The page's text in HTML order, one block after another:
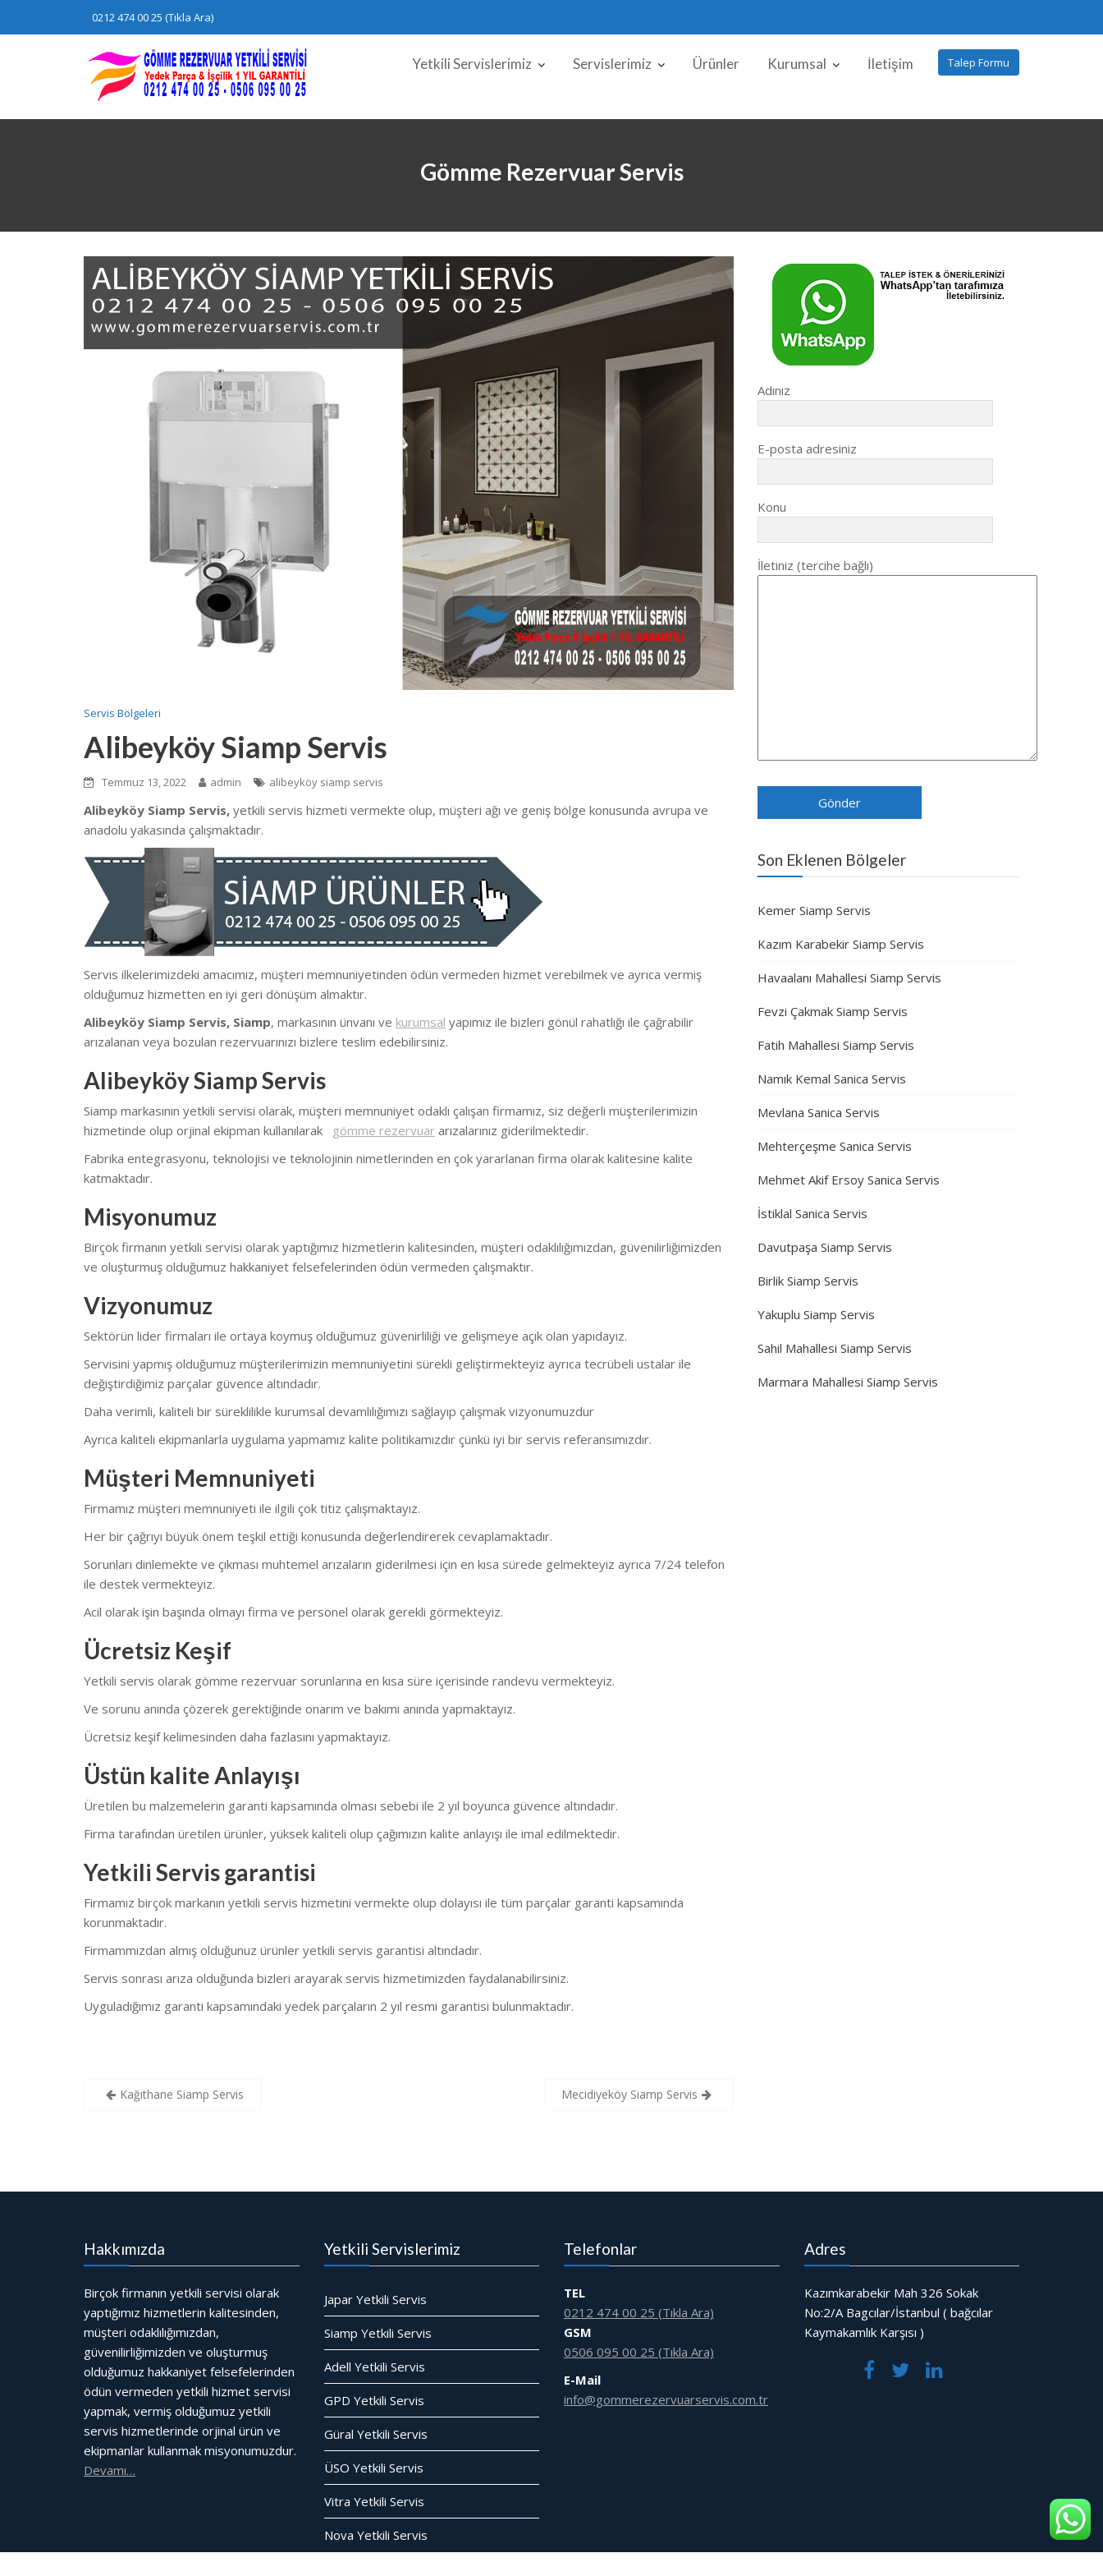
0212 474 00 25 (Tıkla Ara)
Talep Formu
Yetkili Servislerimiz Servislerimiz Ürünler Kurumsal İletişim
Gömme Rezervuar Servis
Servis Bölgeleri
Alibeyköy Siamp Servis
Temmuz 13, 2022 admin alibeyköy siamp servis
Alibeyköy Siamp Servis, yetkili servis hizmeti vermekte olup, müşteri ağı ve geniş bölge konusunda avrupa ve
anadolu yakasında çalışmaktadır.
Servis ilkelerimizdeki amacımız, müşteri memnuniyetinden ödün vermeden hizmet verebilmek ve ayrıca vermiş
olduğumuz hizmetten en iyi geri dönüşüm almaktır.
Alibeyköy Siamp Servis, Siamp, markasının ünvanı ve kurumsal yapımız ile bizleri gönül rahatlığı ile çağrabilir
arızalanan veya bozulan rezervuarınızı bizlere teslim edebilirsiniz.
Alibeyköy Siamp Servis
Siamp markasının yetkili servisi olarak, müşteri memnuniyet odaklı çalışan firmamız, siz değerli müşterilerimizin
hizmetinde olup orjinal ekipman kullanılarak gömme rezervuar arızalarınız giderilmektedir.
Fabrika entegrasyonu, teknolojisi ve teknolojinin nimetlerinden en çok yararlanan firma olarak kalitesine kalite
katmaktadır.
Misyonumuz
Birçok firmanın yetkili servisi olarak yaptığımız hizmetlerin kalitesinden, müşteri odaklılığımızdan, güvenilirliğimizden
ve oluşturmuş olduğumuz hakkaniyet felsefelerinden ödün vermeden çalışmaktır.
Vizyonumuz
Sektörün lider firmaları ile ortaya koymuş olduğumuz güvenirliliği ve gelişmeye açık olan yapıdayız.
Servisini yapmış olduğumuz müşterilerimizin memnuniyetini sürekli geliştirmekteyiz ayrıca tecrübeli ustalar ile
değiştirdiğimiz parçalar güvence altındadır.
Daha verimli, kaliteli bir süreklilikle kurumsal devamlılığımızı sağlayıp çalışmak vizyonumuzdur
Ayrıca kaliteli ekipmanlarla uygulama yapmamız kalite politikamızdır çünkü iyi bir servis referansımızdır.
Müşteri Memnuniyeti
Firmamız müşteri memnuniyeti ile ilgili çok titiz çalışmaktayız.
Her bir çağrıyı büyük önem teşkil ettiği konusunda değerlendirerek cevaplamaktadır.
Sorunları dinlemekte ve çıkması muhtemel arızaların giderilmesi için en kısa sürede gelmekteyiz ayrıca 7/24 telefon
ile destek vermekteyiz.
Acil olarak işin başında olmayı firma ve personel olarak gerekli görmekteyiz.
Ücretsiz Keşif
Yetkili servis olarak gömme rezervuar sorunlarına en kısa süre içerisinde randevu vermekteyiz.
Ve sorunu anında çözerek gerektiğinde onarım ve bakımı anında yapmaktayız.
Ücretsiz keşif kelimesinden daha fazlasını yapmaktayız.
Üstün kalite Anlayışı
Üretilen bu malzemelerin garanti kapsamında olması sebebi ile 2 yıl boyunca güvence altındadır.
Firma tarafından üretilen ürünler, yüksek kaliteli olup çağımızın kalite anlayışı ile imal edilmektedir.
Yetkili Servis garantisi
Firmamız birçok markanın yetkili servis hizmetini vermekte olup dolayısı ile tüm parçalar garanti kapsamında
korunmaktadır.
Firmammızdan almış olduğunuz ürünler yetkili servis garantisi altındadır.
Servis sonrası arıza olduğunda bizleri arayarak servis hizmetimizden faydalanabilirsiniz.
Uyguladığımız garanti kapsamındaki yedek parçaların 2 yıl resmi garantisi bulunmaktadır.
YazıKağıthane Siamp Servis Mecidiyeköy Siamp Servis
Adınız
E-posta adresiniz
Konu
İletiniz (tercihe bağlı)
Son Eklenen Bölgeler
Kemer Siamp Servis
Kazım Karabekir Siamp Servis
Havaalanı Mahallesi Siamp Servis
Fevzi Çakmak Siamp Servis
Fatih Mahallesi Siamp Servis
Namık Kemal Sanica Servis
Mevlana Sanica Servis
Mehterçeşme Sanica Servis
Mehmet Akif Ersoy Sanica Servis
İstiklal Sanica Servis
Davutpaşa Siamp Servis
Birlik Siamp Servis
Yakuplu Siamp Servis
Sahil Mahallesi Siamp Servis
Marmara Mahallesi Siamp Servis
Hakkımızda
Birçok firmanın yetkili servisi olarak
yaptığımız hizmetlerin kalitesinden,
müşteri odaklılığımızdan,
güvenilirliğimizden ve oluşturmuş
olduğumuz hakkaniyet felsefelerinden
ödün vermeden yetkili hizmet servisi
yapmak, vermiş olduğumuz yetkili
servis hizmetlerinde orjinal ürün ve
ekipmanlar kullanmak misyonumuzdur.
Devamı…
Yetkili Servislerimiz
Japar Yetkili Servis
Siamp Yetkili Servis
Adell Yetkili Servis
GPD Yetkili Servis
Güral Yetkili Servis
ÜSO Yetkili Servis
Vitra Yetkili Servis
Nova Yetkili Servis
Telefonlar
TEL
0212 474 00 25 (Tıkla Ara)
GSM
0506 095 00 25 (Tıkla Ara)
E-Mail
info@gommerezervuarservis.com.tr
Adres
Kazımkarabekir Mah 326 Sokak
No:2/A Bagcılar/İstanbul ( bağcılar
Kaymakamlık Karşısı )